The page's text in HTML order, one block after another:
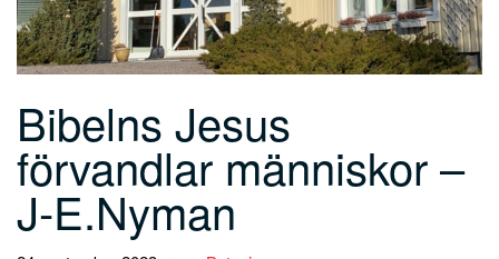
Bibelns Jesus
förvandlar människor –
J-E.Nyman